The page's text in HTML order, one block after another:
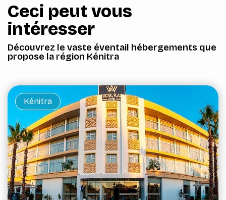
Ceci peut vous
intéresser
Découvrez le vaste éventail hébergements que
propose la région Kénitra
Kénitra